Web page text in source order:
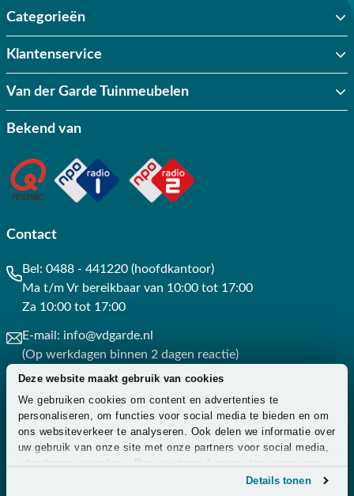
Deze website maakt gebruik van cookies
We gebruiken cookies om content en advertenties te
personaliseren, om functies voor social media te bieden en om
ons websiteverkeer te analyseren. Ook delen we informatie over
uw gebruik van onze site met onze partners voor social media,
adverteren en analyse. Deze partners kunnen deze gegevens
combineren met andere informatie die u aan ze heeft verstrekt
Details tonen
Categorieën
Klantenservice
Van der Garde Tuinmeubelen
Bekend van
Contact
Bel: 0488 - 441220 (hoofdkantoor)
Ma t/m Vr bereikbaar van 10:00 tot 17:00
Za 10:00 tot 17:00
E-mail: info@vdgarde.nl
(Op werkdagen binnen 2 dagen reactie)
Whatsapp: 0488441220
(Op werkdagen binnen 3 uur reactie)